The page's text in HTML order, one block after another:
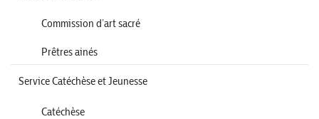
Commission d’art sacré
Prêtres ainés
Service Catéchèse et Jeunesse
Catéchèse